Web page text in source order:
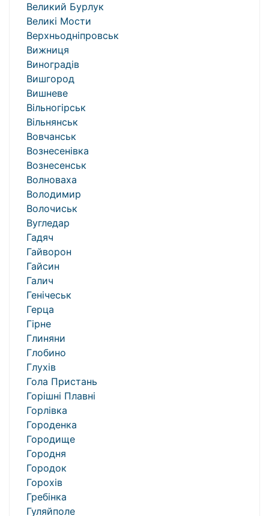
Великий Бурлук
Великі Мости
Верхньодніпровськ
Вижниця
Виноградів
Вишгород
Вишневе
Вільногірськ
Вільнянськ
Вовчанськ
Вознесенівка
Вознесенськ
Волноваха
Володимир
Волочиськ
Вугледар
Гадяч
Гайворон
Гайсин
Галич
Генічеськ
Герца
Гірне
Глиняни
Глобино
Глухів
Гола Пристань
Горішні Плавні
Горлівка
Городенка
Городище
Городня
Городок
Горохів
Гребінка
Гуляйполе